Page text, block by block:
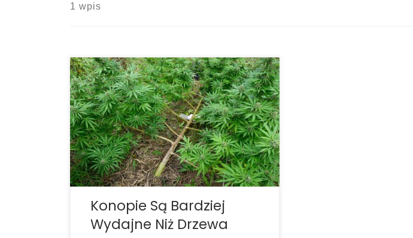
1 wpis
Konopie są bardziej wydajne niż drzewa w
pochłanianiu dwutlenku węgla, mówi
naukowca z Cambridge. Konopie to
naprawdę wszechstronna uprawa!
Naukowiec z Uniwersytetu Cambridge,
Darshil Shah, twierdzi, że konopie mogą
wychwytywać dwutlenek węgla z
atmosfery dwa razy skuteczniej niż lasy,
Konopie Są Bardziej
Wydajne Niż Drzewa